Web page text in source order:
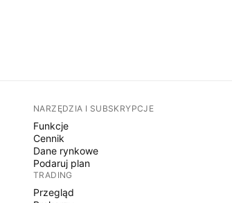
NARZĘDZIA I SUBSKRYPCJE
Funkcje
Cennik
Dane rynkowe
Podaruj plan
TRADING
Przegląd